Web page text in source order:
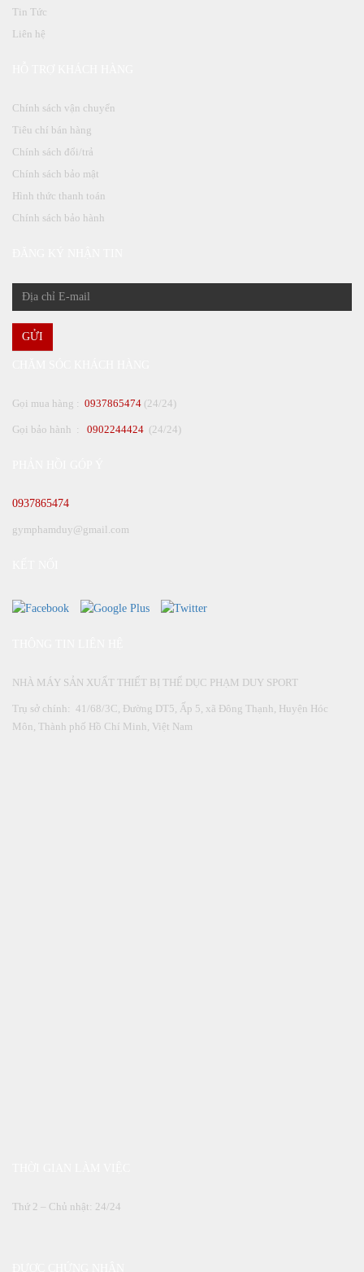
Tin Tức
Liên hệ
Chính sách vận chuyển
Tiêu chí bán hàng
Chính sách đổi/trả
Chính sách bảo mật
Hình thức thanh toán
Chính sách bảo hành
GỬI
Gọi mua hàng : 0937865474 (24/24)
Gọi bảo hành : 0902244424 (24/24)
0937865474
gymphamduy@gmail.com
NHÀ MÁY SẢN XUẤT THIẾT BỊ THỂ DỤC PHẠM DUY SPORT
Trụ sở chính: 41/68/3C, Đường DT5, Ấp 5, xã Đông Thạnh, Huyện Hóc
Môn, Thành phố Hồ Chí Minh, Việt Nam
Thứ 2 – Chủ nhật: 24/24